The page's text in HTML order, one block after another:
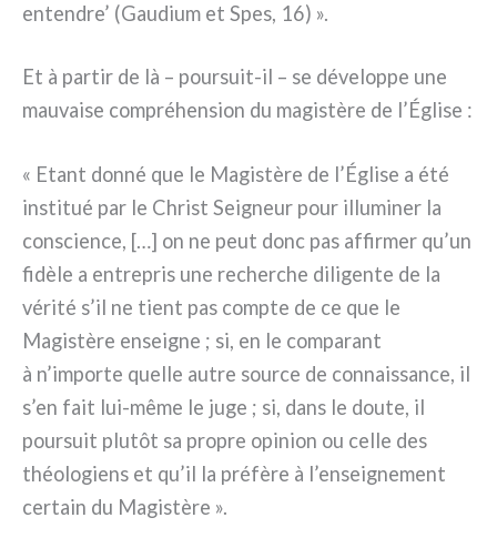
enten­dre’ (Gaudium et Spes, 16) ».
Et à par­tir de là – poursuit-il – se déve­lop­pe une
mau­vai­se com­pré­hen­sion du magi­stè­re de l’Église :
« Etant don­né que le Magistère de l’Église a été
insti­tué par le Christ Seigneur pour illu­mi­ner la
con­scien­ce, […] on ne peut donc pas affir­mer qu’un
fidè­le a entre­pris une recher­che dili­gen­te de la
véri­té s’il ne tient pas comp­te de ce que le
Magistère ensei­gne ; si, en le com­pa­rant
à n’importe quel­le autre sour­ce de con­nais­san­ce, il
s’en fait lui-même le juge ; si, dans le dou­te, il
pour­suit plu­tôt sa pro­pre opi­nion ou cel­le des
théo­lo­giens et qu’il la pré­fè­re à l’enseignement
cer­tain du Magistère ».